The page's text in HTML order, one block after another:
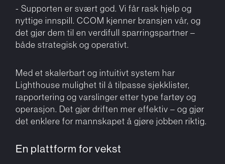
- Supporten er svært god. Vi får rask hjelp og
nyttige innspill. CCOM kjenner bransjen vår, og
det gjør dem til en verdifull sparringspartner –
både strategisk og operativt.
Med et skalerbart og intuitivt system har
Lighthouse mulighet til å tilpasse sjekklister,
rapportering og varslinger etter type fartøy og
operasjon. Det gjør driften mer effektiv – og gjør
det enklere for mannskapet å gjøre jobben riktig.
En plattform for vekst